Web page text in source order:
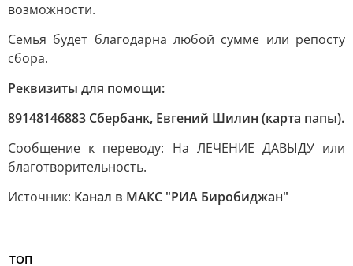
возможности.
Семья будет благодарна любой сумме или репосту
сбора.
Реквизиты для помощи:
89148146883 Сбербанк, Евгений Шилин (карта папы).
Сообщение к переводу: На ЛЕЧЕНИЕ ДАВЫДУ или
благотворительность.
Источник: Канал в МАКС "РИА Биробиджан"
ТОП